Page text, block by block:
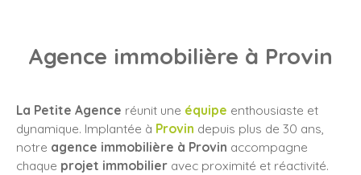
Agence immobilière à Provin
La Petite Agence réunit une équipe enthousiaste et
dynamique. Implantée à Provin depuis plus de 30 ans,
notre agence immobilière à Provin accompagne
chaque projet immobilier avec proximité et réactivité.